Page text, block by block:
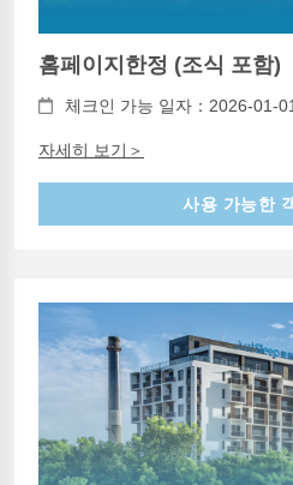
홈페이지한정 (조식 포함)
체크인 가능 일자：2026-01-
자세히 보기＞
사용 가능한